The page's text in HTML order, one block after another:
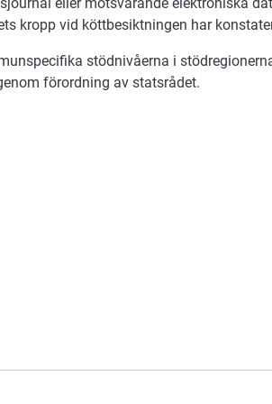
kropp vid köttbesiktningen har
stödnivåerna i
förordning av statsrådet.